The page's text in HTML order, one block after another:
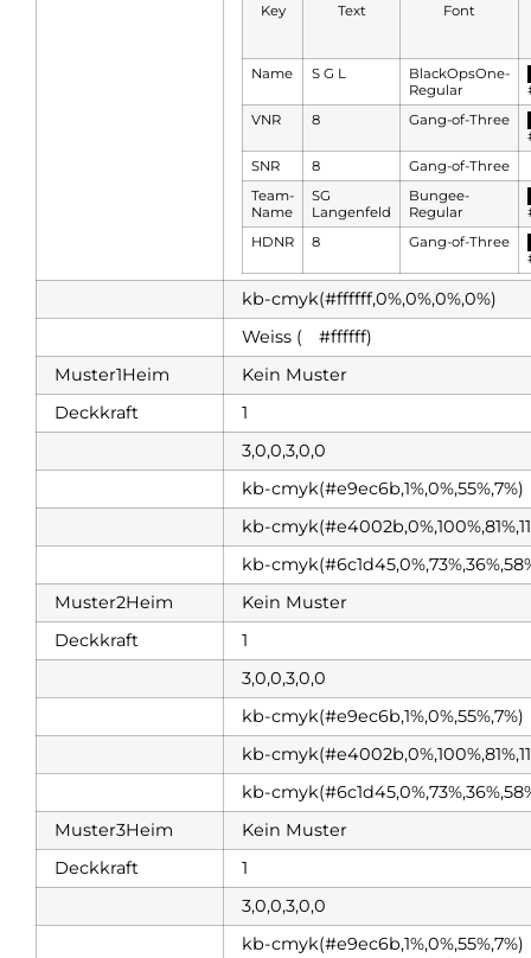
Key Text Font
Name S G L
BlackOpsOne-
Regular
VNR
8 Gang-of-Three
SNR
8 Gang-of-Three
Team-
Name
SG
Langenfeld
Bungee-
Regular
HDNR
8 Gang-of-Three
kb-cmyk(#ffffff,0%,0%,0%,0%)
Weiss (
#ffffff)
Muster1Heim
Kein Muster
Deckkraft
1
3,0,0,3,0,0
kb-cmyk(#e9ec6b,1%,0%,55%,7%)
kb-
kb-
Muster2Heim
Kein Muster
Deckkraft
1
3,0,0,3,0,0
kb-cmyk(#e9ec6b,1%,0%,55%,7%)
kb-
kb-
Muster3Heim
Kein Muster
Deckkraft
1
3,0,0,3,0,0
kb-cmyk(#e9ec6b,1%,0%,55%,7%)